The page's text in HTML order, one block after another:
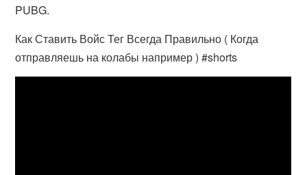
PUBG.
Как Ставить Войс Тег Всегда Правильно ( Когда
отправляешь на колабы например ) #shorts